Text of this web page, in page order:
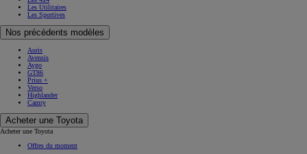
Les Utilitaires
Les Sportives
Nos précédents modèles
Auris
Avensis
Aygo
GT86
Prius +
Verso
Highlander
Camry
Acheter une Toyota
Acheter une Toyota
Offres du moment